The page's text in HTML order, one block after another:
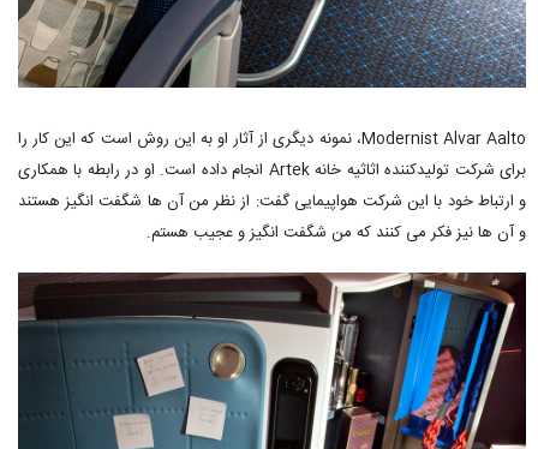
Modernist Alvar Aalto، نمونه دیگری از آثار او به این روش است که این کار را
برای شرکت تولیدکننده اثاثیه خانه Artek انجام داده است. او در رابطه با همکاری
و ارتباط خود با این شرکت هواپیمایی گفت: از نظر من آن ها شگفت انگیز هستند
و آن ها نیز فکر می کنند که من شگفت انگیز و عجیب هستم.